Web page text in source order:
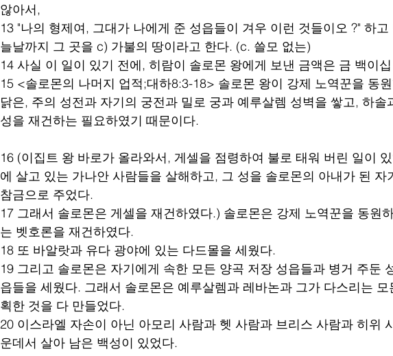
않아서,
13 "나의 형제여, 그대가 나에게 준 성읍들이 겨우 이런 것들이오 ?" 하
늘날까지 그 곳을 c) 가불의 땅이라고 한다. (c. 쓸모 없는)
14 사실 이 일이 있기 전에, 히람이 솔로몬 왕에게 보낸 금액은 금 백이
15 <솔로몬의 나머지 업적;대하8:3-18> 솔로몬 왕이 강제 노역꾼을 동
닭은, 주의 성전과 자기의 궁전과 밀로 궁과 예루살렘 성벽을 쌓고, 하솔
성을 재건하는 필요하였기 때문이다.
16 (이집트 왕 바로가 올라와서, 게셀을 점령하여 불로 태워 버린 일이
에 살고 있는 가나안 사람들을 살해하고, 그 성을 솔로몬의 아내가 된 자
참금으로 주었다.
17 그래서 솔로몬은 게셀을 재건하였다.) 솔로몬은 강제 노역꾼을 동원
는 벳호론을 재건하였다.
18 또 바알랏과 유다 광야에 있는 다드몰을 세웠다.
19 그리고 솔로몬은 자기에게 속한 모든 양곡 저장 성읍들과 병거 주둔
읍들을 세웠다. 그래서 솔로몬은 예루살렘과 레바논과 그가 다스리는
획한 것을 다 만들었다.
20 이스라엘 자손이 아닌 아모리 사람과 헷 사람과 브리스 사람과 히위
운데서 살아 남은 백성이 있었다.